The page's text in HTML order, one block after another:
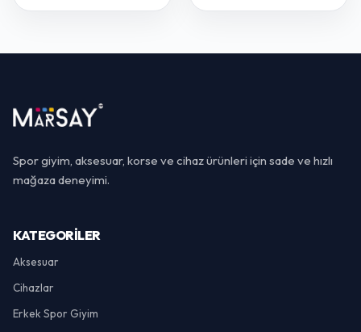
Spor giyim, aksesuar, korse ve cihaz ürünleri için sade ve hızlı
mağaza deneyimi.
KATEGORILER
Aksesuar
Cihazlar
Erkek Spor Giyim